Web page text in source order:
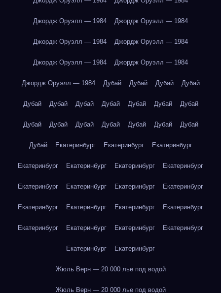
Джордж Оруэлл — 1984 Джордж Оруэлл — 1984
Джордж Оруэлл — 1984 Джордж Оруэлл — 1984
Джордж Оруэлл — 1984 Джордж Оруэлл — 1984
Джордж Оруэлл — 1984 Дубай Дубай Дубай Дубай
Дубай Дубай Дубай Дубай Дубай Дубай Дубай
Дубай Дубай Дубай Дубай Дубай Дубай Дубай
Дубай Екатеринбург Екатеринбург Екатеринбург
Екатеринбург Екатеринбург Екатеринбург Екатеринбург
Екатеринбург Екатеринбург Екатеринбург Екатеринбург
Екатеринбург Екатеринбург Екатеринбург Екатеринбург
Екатеринбург Екатеринбург Екатеринбург Екатеринбург
Екатеринбург Екатеринбург
Жюль Верн — 20 000 лье под водой
Жюль Верн — 20 000 лье под водой